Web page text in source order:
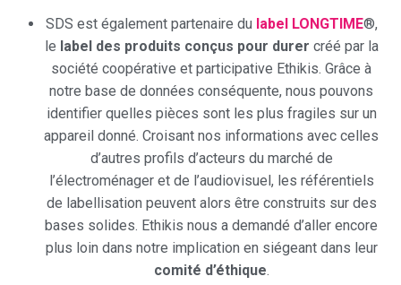
SDS est également partenaire du label LONGTIME®,
le label des produits conçus pour durer créé par la
société coopérative et participative Ethikis. Grâce à
notre base de données conséquente, nous pouvons
identifier quelles pièces sont les plus fragiles sur un
appareil donné. Croisant nos informations avec celles
d’autres profils d’acteurs du marché de
l’électroménager et de l’audiovisuel, les référentiels
de labellisation peuvent alors être construits sur des
bases solides. Ethikis nous a demandé d’aller encore
plus loin dans notre implication en siégeant dans leur
comité d’éthique.